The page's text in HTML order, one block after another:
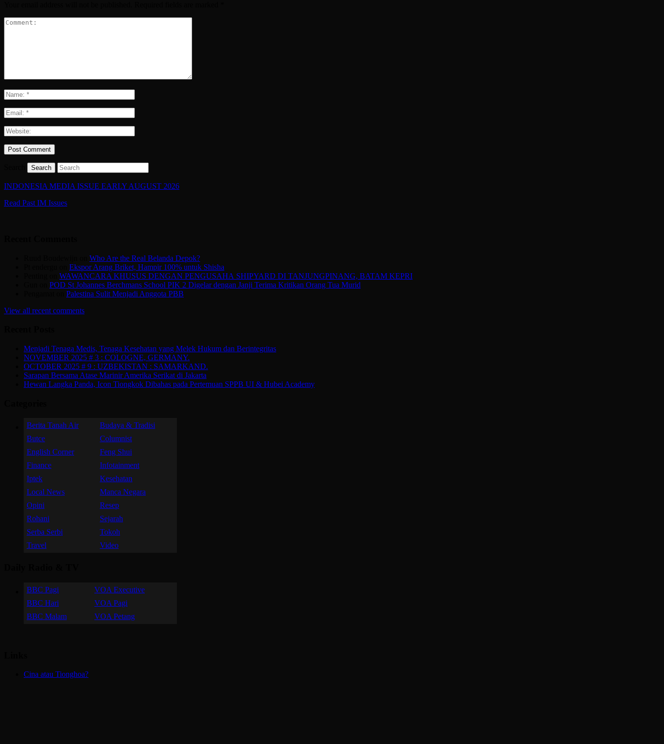
INDONESIA MEDIA ISSUE EARLY AUGUST 2026
Read Past IM Issues
Who Are the Real Belanda Depok?
Ekspor Arang Briket, Hampir 100% untuk Shisha
WAWANCARA KHUSUS DENGAN PENGUSAHA SHIPYARD DI TANJUNGPINANG, BATAM KEPRI
POD St Johannes Berchmans School PIK 2 Digelar dengan Janji Terima Kritikan Orang Tua Murid
Palestina Sulit Menjadi Anggota PBB
View all recent comments
Menjadi Tenaga Medis, Tenaga Kesehatan yang Melek Hukum dan Berintegritas
NOVEMBER 2025 # 3 : COLOGNE, GERMANY.
OCTOBER 2025 # 9 : UZBEKISTAN : SAMARKAND.
Sarapan Bersama Atase Marinir Amerika Serikat di Jakarta
Hewan Langka Panda, Icon Tiongkok Dibahas pada Pertemuan SPPB UI & Hubei Academy
Berita Tanah Air
Budaya & Tradisi
Butce
Columnist
English Corner
Feng Shui
Finance
Infotainment
Iptek
Kesehatan
Local News
Manca Negara
Opini
Resep
Rohani
Sejarah
Serba Serbi
Tokoh
Travel
Video
BBC Pagi
VOA Executive
BBC Hari
VOA Pagi
BBC Malam
VOA Petang
Cina atau Tionghoa?